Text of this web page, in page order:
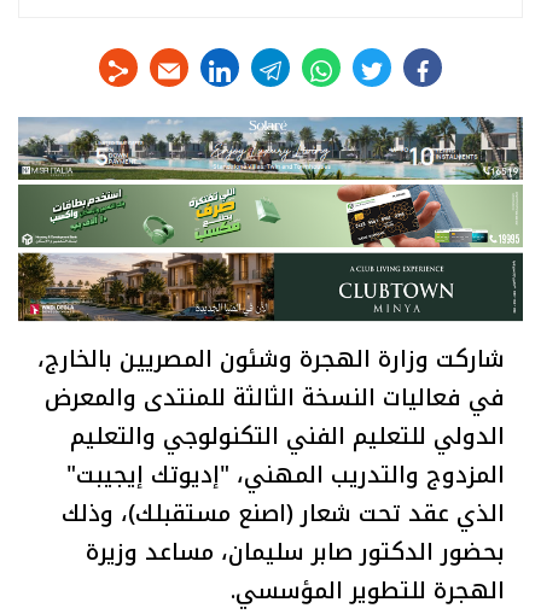
facebook
twitter
whats
telegram
linkedin
شاركت وزارة الهجرة وشئون المصريين بالخارج،
في فعاليات النسخة الثالثة للمنتدى والمعرض
الدولي للتعليم الفني التكنولوجي والتعليم
المزدوج والتدريب المهني، "إديوتك إيجيبت"
الذي عقد تحت شعار (اصنع مستقبلك)، وذلك
بحضور الدكتور صابر سليمان، مساعد وزيرة
الهجرة للتطوير المؤسسي.